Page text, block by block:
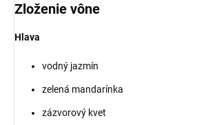
Zloženie vône
Hlava
vodný jazmín
zelená mandarínka
zázvorový kvet